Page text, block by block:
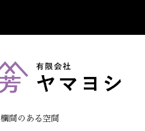
欄間のある空間